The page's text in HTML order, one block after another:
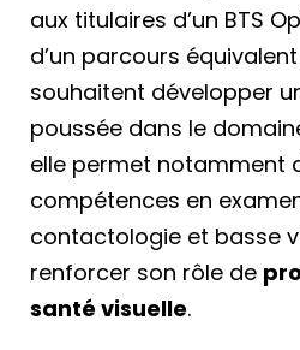
aux titulaires d’un BTS
d’un parcours
souhaitent développer
poussée dans le
elle permet notamment
compétences en
contactologie et basse
renforcer son rôle de
santé visuelle.